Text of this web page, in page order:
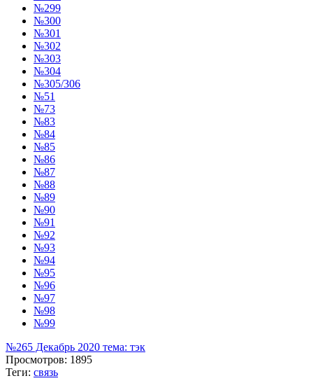
№299
№300
№301
№302
№303
№304
№305/306
№51
№73
№83
№84
№85
№86
№87
№88
№89
№90
№91
№92
№93
№94
№95
№96
№97
№98
№99
№265 Декабрь 2020 тема: тэк
Просмотров: 1895
Теги: связь